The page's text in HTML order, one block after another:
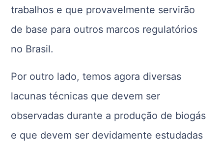
trabalhos e que provavelmente servirão
de base para outros marcos regulatórios
no Brasil.
Por outro lado, temos agora diversas
lacunas técnicas que devem ser
observadas durante a produção de biogás
e que devem ser devidamente estudadas